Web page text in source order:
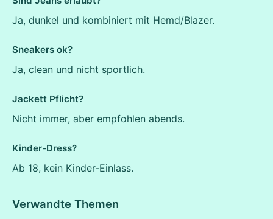
Ja, dunkel und kombiniert mit Hemd/Blazer.
Sneakers ok?
Ja, clean und nicht sportlich.
Jackett Pflicht?
Nicht immer, aber empfohlen abends.
Kinder-Dress?
Ab 18, kein Kinder-Einlass.
Verwandte Themen